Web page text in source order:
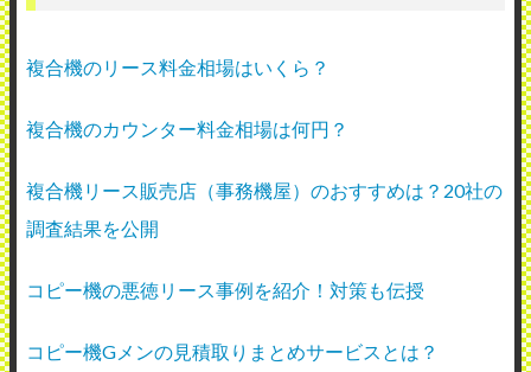
複合機のリース料金相場はいくら？
複合機のカウンター料金相場は何円？
複合機リース販売店（事務機屋）のおすすめは？20社の
調査結果を公開
コピー機の悪徳リース事例を紹介！対策も伝授
コピー機Gメンの見積取りまとめサービスとは？